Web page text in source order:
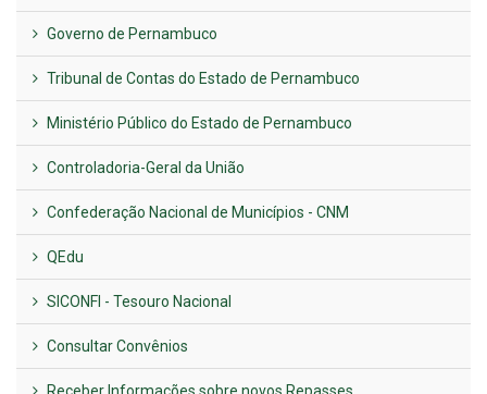
Governo de Pernambuco
Tribunal de Contas do Estado de Pernambuco
Ministério Público do Estado de Pernambuco
Controladoria-Geral da União
Confederação Nacional de Municípios - CNM
QEdu
SICONFI - Tesouro Nacional
Consultar Convênios